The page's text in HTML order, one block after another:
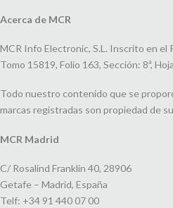
Acerca de MCR
MCR Info Electronic, S.L. Inscrito en
Tomo 15819, Folio 163, Sección: 8ª,
Todo nuestro contenido que se
marcas registradas son propiedad de
MCR Madrid
C/ Rosalind Franklin 40, 28906
Getafe – Madrid, España
Telf: +34 91 440 07 00